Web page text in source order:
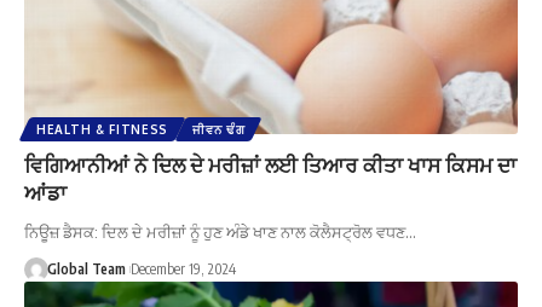
HEALTH & FITNESS ਜੀਵਨ ਢੰਗ
ਵਿਗਿਆਨੀਆਂ ਨੇ ਦਿਲ ਦੇ ਮਰੀਜ਼ਾਂ ਲਈ ਤਿਆਰ ਕੀਤਾ ਖਾਸ ਕਿਸਮ ਦਾ
ਆਂਡਾ
ਨਿਊਜ਼ ਡੈਸਕ: ਦਿਲ ਦੇ ਮਰੀਜ਼ਾਂ ਨੂੰ ਹੁਣ ਅੰਡੇ ਖਾਣ ਨਾਲ ਕੋਲੈਸਟ੍ਰੋਲ ਵਧਣ…
Global Team December 19, 2024